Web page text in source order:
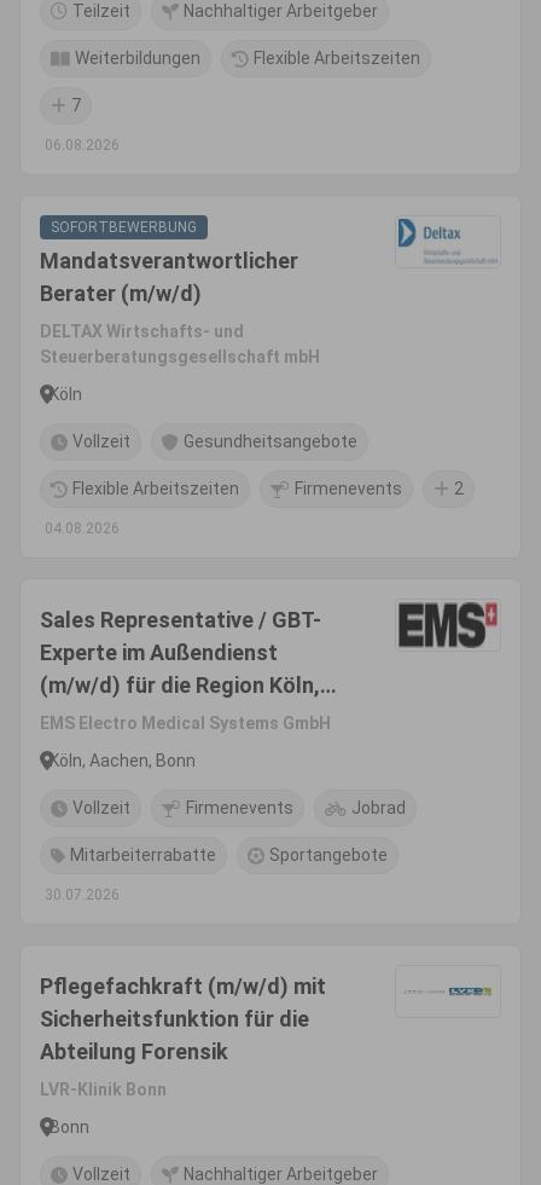
Teilzeit Nachhaltiger Arbeitgeber
Weiterbildungen Flexible Arbeitszeiten
7
06.08.2026
SOFORTBEWERBUNG
Mandatsverantwortlicher
Berater (m/w/d)
DELTAX Wirtschafts- und
Steuerberatungsgesellschaft mbH
Köln
Vollzeit Gesundheitsangebote
Flexible Arbeitszeiten Firmenevents 2
04.08.2026
Sales Representative / GBT-
Experte im Außendienst
(m/w/d) für die Region Köln,
Bonn, Aachen -
Produktsegment Dental
EMS Electro Medical Systems GmbH
Köln, Aachen, Bonn
Vollzeit Firmenevents Jobrad
Mitarbeiterrabatte Sportangebote
30.07.2026
Pflegefachkraft (m/w/d) mit
Sicherheitsfunktion für die
Abteilung Forensik
LVR-Klinik Bonn
Bonn
Vollzeit Nachhaltiger Arbeitgeber